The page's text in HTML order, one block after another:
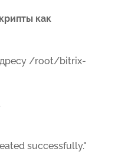
как
/root/bitrix-
successfully."